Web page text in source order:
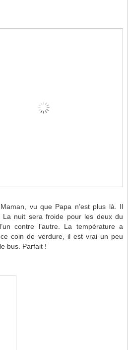
vu que Papa n’est plus là. Il
La nuit sera froide pour les deux du
contre l’autre. La température a
coin de verdure, il est vrai un peu
bus. Parfait !